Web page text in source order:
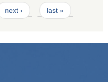
next › last »